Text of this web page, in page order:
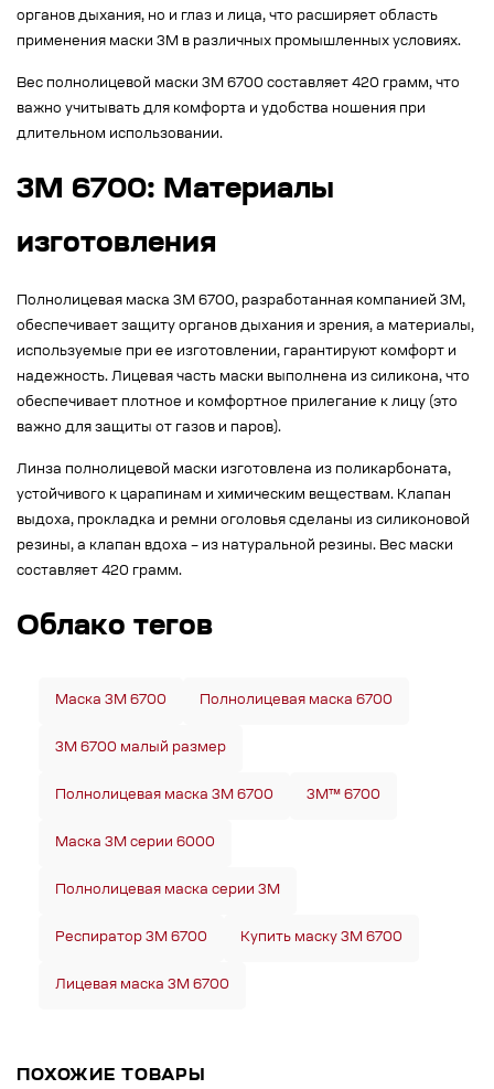
органов дыхания, но и глаз и лица, что расширяет область
применения маски 3М в различных промышленных условиях.
Вес полнолицевой маски 3М 6700 составляет 420 грамм, что
важно учитывать для комфорта и удобства ношения при
длительном использовании.
3М 6700: Материалы
изготовления
Полнолицевая маска 3М 6700, разработанная компанией 3M,
обеспечивает защиту органов дыхания и зрения, а материалы,
используемые при ее изготовлении, гарантируют комфорт и
надежность. Лицевая часть маски выполнена из силикона, что
обеспечивает плотное и комфортное прилегание к лицу (это
важно для защиты от газов и паров).
Линза полнолицевой маски изготовлена из поликарбоната,
устойчивого к царапинам и химическим веществам. Клапан
выдоха, прокладка и ремни оголовья сделаны из силиконовой
резины, а клапан вдоха – из натуральной резины. Вес маски
составляет 420 грамм.
Облако тегов
Маска 3М 6700 Полнолицевая маска 6700
3M 6700 малый размер
Полнолицевая маска 3М 6700 3M™ 6700
Маска 3М серии 6000
Полнолицевая маска серии 3М
Респиратор 3М 6700 Купить маску 3М 6700
Лицевая маска 3М 6700
ПОХОЖИЕ ТОВАРЫ